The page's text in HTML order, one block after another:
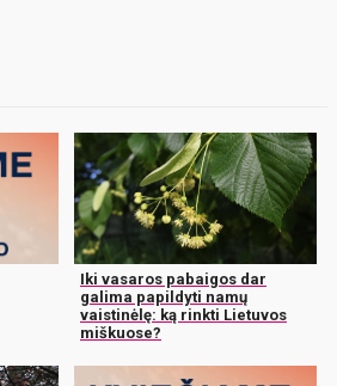
Iki vasaros pabaigos dar
galima papildyti namų
vaistinėlę: ką rinkti Lietuvos
miškuose?